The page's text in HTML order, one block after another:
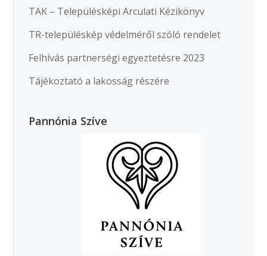
TAK – Településképi Arculati Kézikönyv
TR-településkép védelméről szóló rendelet
Felhívás partnerségi egyeztetésre 2023
Tájékoztató a lakosság részére
Pannónia Szíve